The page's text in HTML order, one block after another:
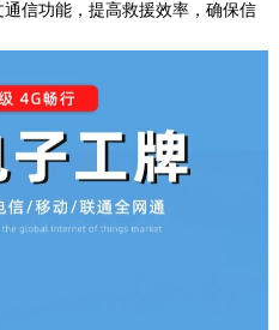
信功能，提高救援效率，确保信